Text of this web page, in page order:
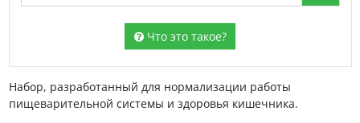
Что это такое?
Набор, разработанный для нормализации работы
пищеварительной системы и здоровья кишечника.